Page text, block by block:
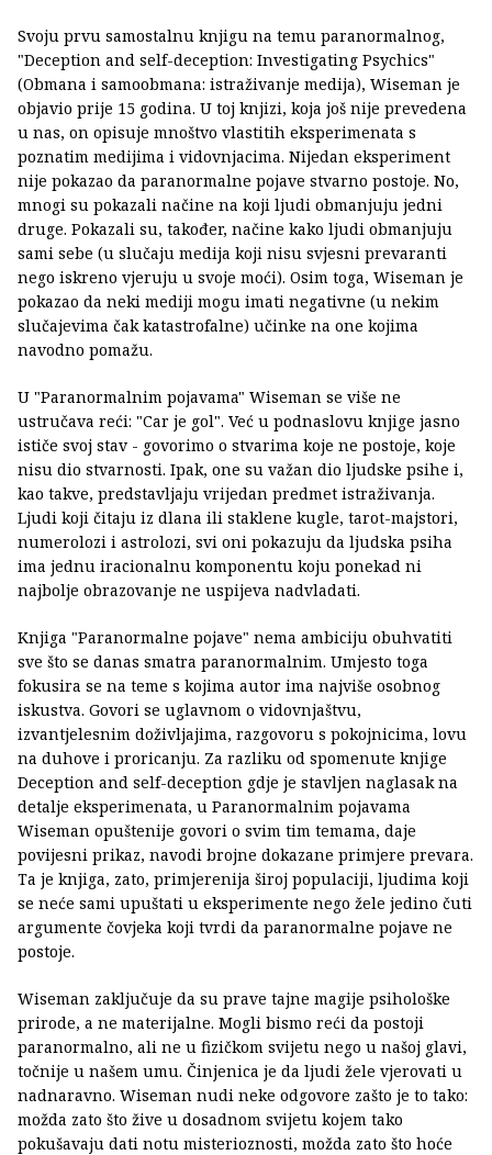
Svoju prvu samostalnu knjigu na temu paranormalnog,
"Deception and self-deception: Investigating Psychics"
(Obmana i samoobmana: istraživanje medija), Wiseman je
objavio prije 15 godina. U toj knjizi, koja još nije prevedena
u nas, on opisuje mnoštvo vlastitih eksperimenata s
poznatim medijima i vidovnjacima. Nijedan eksperiment
nije pokazao da paranormalne pojave stvarno postoje. No,
mnogi su pokazali načine na koji ljudi obmanjuju jedni
druge. Pokazali su, također, načine kako ljudi obmanjuju
sami sebe (u slučaju medija koji nisu svjesni prevaranti
nego iskreno vjeruju u svoje moći). Osim toga, Wiseman je
pokazao da neki mediji mogu imati negativne (u nekim
slučajevima čak katastrofalne) učinke na one kojima
navodno pomažu.
U "Paranormalnim pojavama" Wiseman se više ne
ustručava reći: "Car je gol". Već u podnaslovu knjige jasno
ističe svoj stav - govorimo o stvarima koje ne postoje, koje
nisu dio stvarnosti. Ipak, one su važan dio ljudske psihe i,
kao takve, predstavljaju vrijedan predmet istraživanja.
Ljudi koji čitaju iz dlana ili staklene kugle, tarot-majstori,
numerolozi i astrolozi, svi oni pokazuju da ljudska psiha
ima jednu iracionalnu komponentu koju ponekad ni
najbolje obrazovanje ne uspijeva nadvladati.
Knjiga "Paranormalne pojave" nema ambiciju obuhvatiti
sve što se danas smatra paranormalnim. Umjesto toga
fokusira se na teme s kojima autor ima najviše osobnog
iskustva. Govori se uglavnom o vidovnjaštvu,
izvantjelesnim doživljajima, razgovoru s pokojnicima, lovu
na duhove i proricanju. Za razliku od spomenute knjige
Deception and self-deception gdje je stavljen naglasak na
detalje eksperimenata, u Paranormalnim pojavama
Wiseman opuštenije govori o svim tim temama, daje
povijesni prikaz, navodi brojne dokazane primjere prevara.
Ta je knjiga, zato, primjerenija široj populaciji, ljudima koji
se neće sami upuštati u eksperimente nego žele jedino čuti
argumente čovjeka koji tvrdi da paranormalne pojave ne
postoje.
Wiseman zaključuje da su prave tajne magije psihološke
prirode, a ne materijalne. Mogli bismo reći da postoji
paranormalno, ali ne u fizičkom svijetu nego u našoj glavi,
točnije u našem umu. Činjenica je da ljudi žele vjerovati u
nadnaravno. Wiseman nudi neke odgovore zašto je to tako:
možda zato što žive u dosadnom svijetu kojem tako
pokušavaju dati notu misterioznosti, možda zato što hoće